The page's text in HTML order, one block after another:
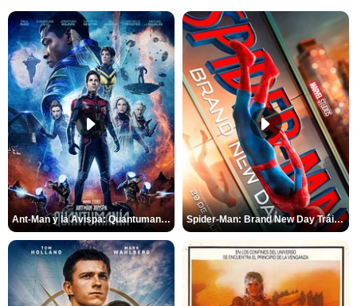
Ant-Man y la Avispa: Quantumanía Tráiler (2) Spider-Man: Brand New Day Tráiler (3)